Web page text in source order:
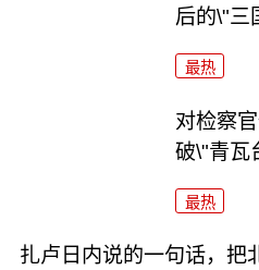
后的\"三
最热
对检察
破\"青瓦
最热
扎卢日内说的一句话，把